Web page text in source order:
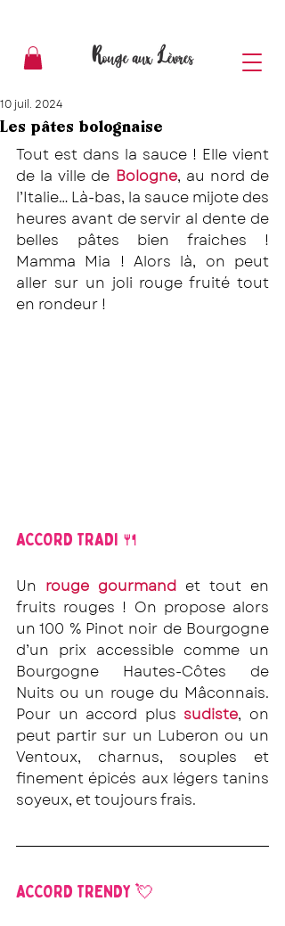
Les pâtes bolognaise
10 juil. 2024
Tout est dans la sauce ! Elle vient
de la ville de Bologne, au nord de
l’Italie… Là-bas, la sauce mijote des
heures avant de servir al dente de
belles pâtes bien fraiches !
Mamma Mia ! Alors là, on peut
aller sur un joli rouge fruité tout
en rondeur !
ACCORD TRADI 🍴
Un rouge gourmand et tout en
fruits rouges ! On propose alors
un 100 % Pinot noir de Bourgogne
d’un prix accessible comme un
Bourgogne Hautes-Côtes de
Nuits ou un rouge du Mâconnais.
Pour un accord plus sudiste, on
peut partir sur un Luberon ou un
Ventoux, charnus, souples et
finement épicés aux légers tanins
soyeux, et toujours frais.
ACCORD TRENDY 💘